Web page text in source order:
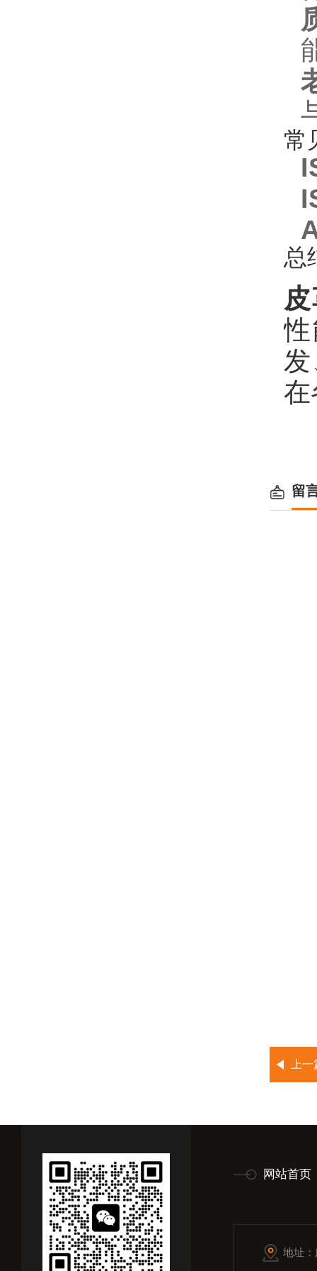
常
总
在
留
上
网站首页
地址